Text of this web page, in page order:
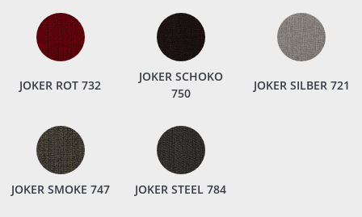
JOKER ROT 732
JOKER SCHOKO
750
JOKER SILBER 721
JOKER SMOKE 747 JOKER STEEL 784